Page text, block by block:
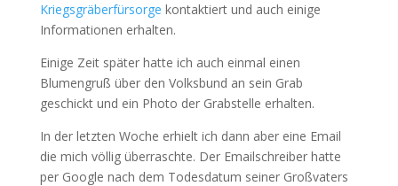
Kriegsgräberfürsorge kontaktiert und auch einige
Informationen erhalten.
Einige Zeit später hatte ich auch einmal einen
Blumengruß über den Volksbund an sein Grab
geschickt und ein Photo der Grabstelle erhalten.
In der letzten Woche erhielt ich dann aber eine Email
die mich völlig überraschte. Der Emailschreiber hatte
per Google nach dem Todesdatum seiner Großvaters